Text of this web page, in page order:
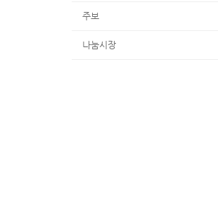
주보
나눔시장